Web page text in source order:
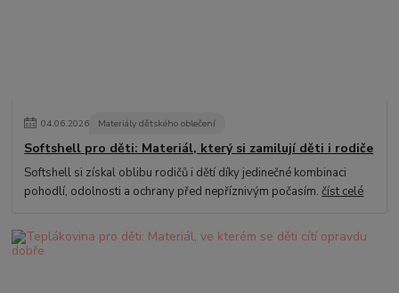
04.06.2026 Materiály dětského oblečení
Softshell pro děti: Materiál, který si zamilují děti i rodiče
Softshell si získal oblibu rodičů i dětí díky jedinečné kombinaci
pohodlí, odolnosti a ochrany před nepříznivým počasím.číst celé